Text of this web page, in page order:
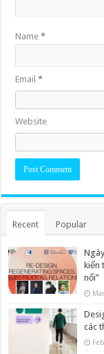
Name*
Email*
Website
Recent Popular
kiến
nối”
các